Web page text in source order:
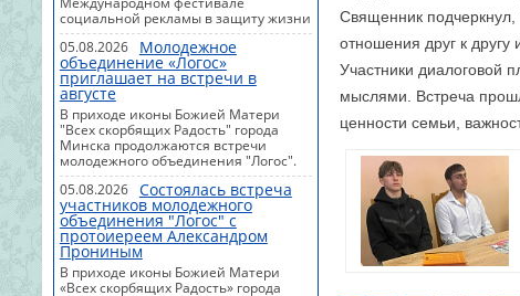
целью они:— представляются
священнослужителями
Православной Церкви, совершая в
противоречии с цер...
социальной рекламы в защиту жизни
и семьи "Ладошка".Мероприятие
внесено в Программу сотрудничества
между Белорусской Православной
Церковью (Белорусского Экзархата
Московского Патриархата) и
Министерством образования
Беларуси на 2026-2030 годы.
Организаторы фестиваля - Центр
духовного просвещения и
социального служения Белорусского
Экзархата в честь иконы Божией
Матери "Всех скорбящих Радость" в
городе Минск...
05.08.2026 Молодежное
объединение «Логос»
приглашает на встречи в
августе
В приходе иконы Божией Матери
"Всех скорбящих Радость" города
Минска продолжаются встречи
молодежного объединения "Логос".
Август будет насыщен интересными
беседами, совместным чтением,
духовными размышлениями и
живым общением.В программе7
августа, 18.00 - "Игропятница";9
августа, 16.00 - "Открытая Библия";14
августа, 18.00 - "Слушаем и не
осуждаем";16 августа, 16.00 - чтение
05.08.2026 Состоялась встреча
участников молодежного
объединения "Логос" с
протоиереем Александром
Прониным
В приходе иконы Божией Матери
«Всех скорбящих Радость» города
Священник
отношения друг к другу
Участники диалоговой
мыслями. Встреча
ценности семьи,